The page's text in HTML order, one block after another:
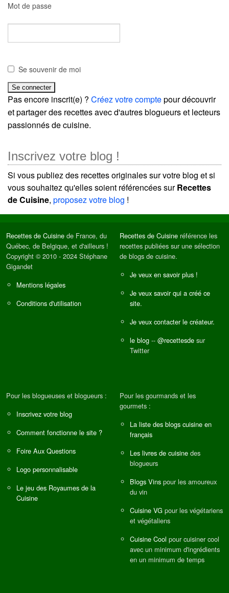
Mot de passe
Se souvenir de moi
Pas encore inscrit(e) ? Créez votre comptepour découvrir
et partager des recettes avec d'autres blogueurs et lecteurs
passionnés de cuisine.
Inscrivez votre blog !
Si vous publiez des recettes originales sur votre blog et si
vous souhaitez qu'elles soient référencées surRecettes
de Cuisine, proposez votre blog !
Recettes de Cuisine de France, du
Québec, de Belgique, et d'ailleurs !
Copyright © 2010 - 2024 Stéphane
Gigandet
Mentions légales
Conditions d'utilisation
Recettes de Cuisine référence les
recettes publiées sur une sélection
de blogs de cuisine.
Je veux en savoir plus !
Je veux savoir qui a créé ce
site.
Je veux contacter le créateur.
le blog -- @recettesde sur
Twitter
Pour les blogueuses et blogueurs :
Inscrivez votre blog
Comment fonctionne le site ?
Foire Aux Questions
Logo personnalisable
Le jeu des Royaumes de la
Cuisine
Pour les gourmands et les
gourmets :
La liste des blogs cuisine en
français
Les livres de cuisine des
blogueurs
Blogs Vins pour les amoureux
du vin
Cuisine VG pour les végétariens
et végétaliens
Cuisine Cool pour cuisiner cool
avec un minimum d'ingrédients
en un minimum de temps